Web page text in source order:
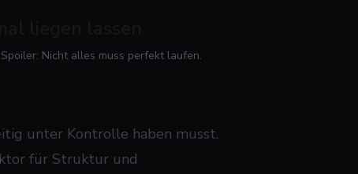
Nicht alles muss perfekt laufen.
unter Kontrolle haben musst.
für Struktur und